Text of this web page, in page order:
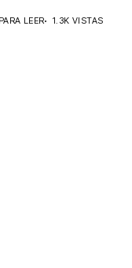
LEER 1.3K VISTAS